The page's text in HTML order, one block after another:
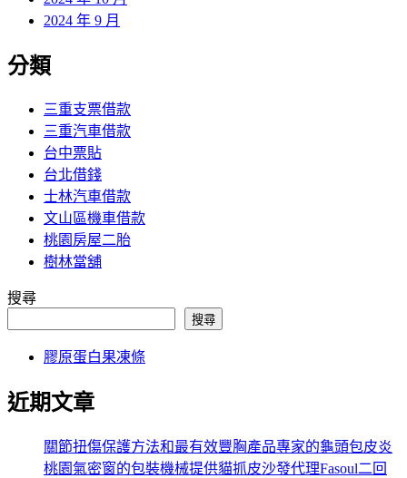
2024 年 9 月
分類
三重支票借款
三重汽車借款
台中票貼
台北借錢
士林汽車借款
文山區機車借款
桃園房屋二胎
樹林當舖
搜尋
搜尋
膠原蛋白果凍條
近期文章
關節扭傷保護方法和最有效豐胸產品專家的龜頭包皮炎
桃園氣密窗的包裝機械提供貓抓皮沙發代理Fasoul二回